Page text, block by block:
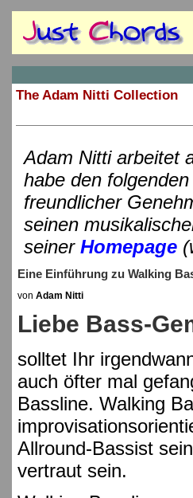
The Adam Nitti Collection
Adam Nitti arbeitet
habe den
freundlicher
seinen
seiner Homepage
Eine Einführung zu Walking
von Adam Nitti
Liebe Bass-
solltet Ihr
auch öfter mal
Bassline. Walking
Allround-Bassist
vertraut sein.